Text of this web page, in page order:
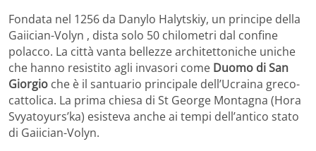
Fondata nel 1256 da Danylo Halytskiy, un principe della
Gaiician-Volyn , dista solo 50 chilometri dal confine
polacco. La città vanta bellezze architettoniche uniche
che hanno resistito agli invasori come Duomo di San
Giorgio che è il santuario principale dell’Ucraina greco-
cattolica. La prima chiesa di St George Montagna (Hora
Svyatoyurs’ka) esisteva anche ai tempi dell’antico stato
di Gaiician-Volyn.